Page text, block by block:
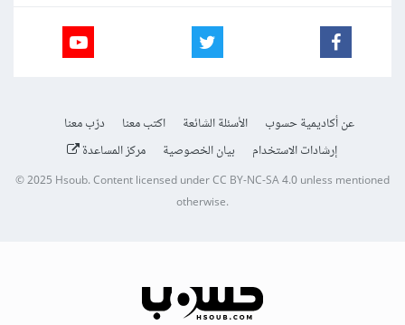
عن أكاديمية حسوب الأسئلة الشائعة اكتب معنا
درّب معنا
إرشادات الاستخدام
بيان الخصوصية مركز المساعدة
© 2025Hsoub.Content licensed underCC BY-NC-SA 4.0unless mentioned
otherwise.